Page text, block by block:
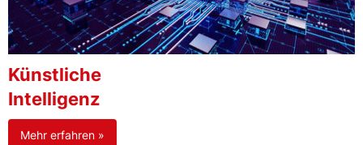
Künstliche
Intelligenz
Mehr erfahren »